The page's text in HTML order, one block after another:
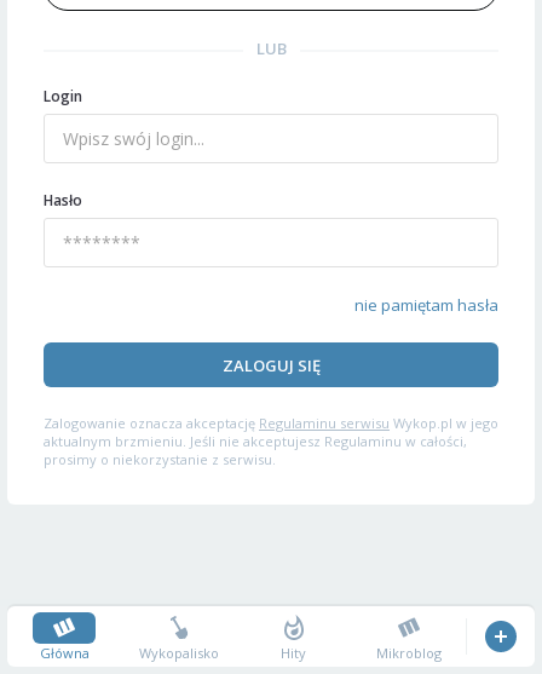
LUB
Login
Hasło
nie pamiętam hasła
ZALOGUJ SIĘ
Zalogowanie oznacza akceptację Regulaminu serwisu Wykop.pl w jego
aktualnym brzmieniu. Jeśli nie akceptujesz Regulaminu w całości,
prosimy o niekorzystanie z serwisu.
Główna Wykopalisko Hity Mikroblog